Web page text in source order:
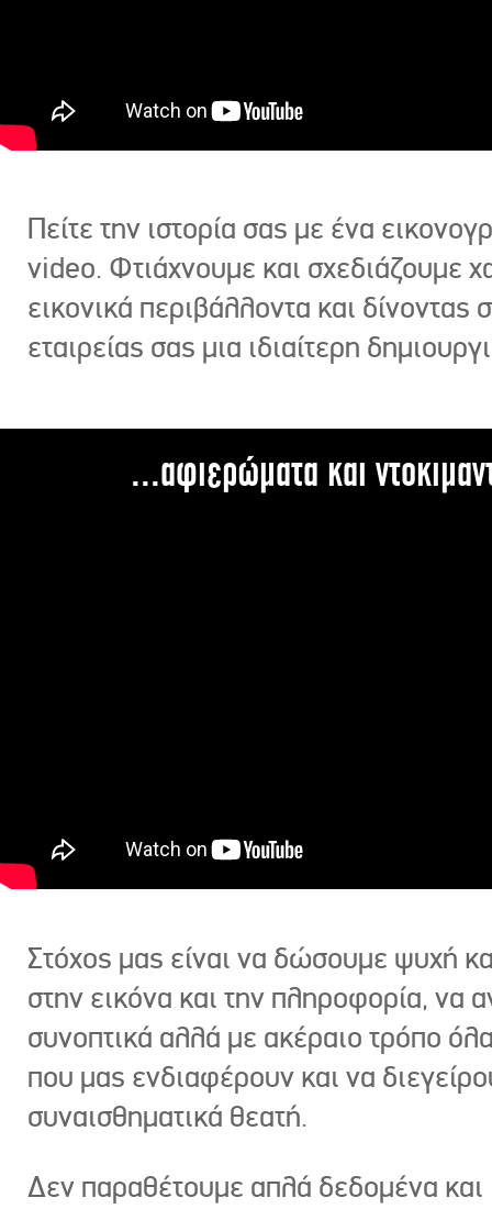
Πείτε την ιστορία σας με ένα
video. Φτιάχνουμε και σχεδιάζουμε
εικονικά περιβάλλοντα και δίνοντας
εταιρείας σας μια ιδιαίτερη
...αφιερώματα και
Στόχος μας είναι να δώσουμε ψυχή
στην εικόνα και την πληροφορία, να
συνοπτικά αλλά με ακέραιο τρόπο
που μας ενδιαφέρουν και να
συναισθηματικά θεατή.
Δεν παραθέτουμε απλά δεδομένα και